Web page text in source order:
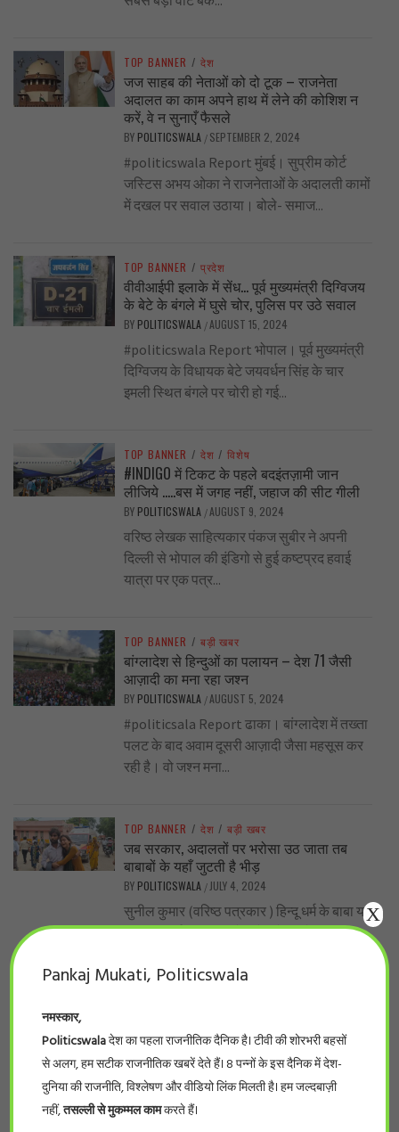
TOP BANNER / देश
जज साहब की नेताओं को दो टूक – राजनेता
अदालत का काम अपने हाथ में लेने की कोशिश न
करें, वे न सुनाएँ फैसले
BY POLITICSWALA / SEPTEMBER 2, 2024
#politicswala Report मुंबई। सुप्रीम कोर्ट
जस्टिस अभय ओका ने राजनेताओं के अदालती कामों
में दखल पर सवाल उठाया। बोले- समाज...
TOP BANNER / प्रदेश
वीवीआईपी इलाके में सेंध… पूर्व मुख्यमंत्री दिग्विजय
के बेटे के बंगले में घुसे चोर, पुलिस पर उठे सवाल
BY POLITICSWALA /AUGUST 15, 2024
#politicswala Report भोपाल। पूर्व मुख्यमंत्री
दिग्विजय के विधायक बेटे जयवर्धन सिंह के चार
इमली स्थित बंगले पर चोरी हो गई...
TOP BANNER / देश / विशेष
#INDIGO में टिकट के पहले बदइंतज़ामी जान
लीजिये …..बस में जगह नहीं, जहाज की सीट गीली
BY POLITICSWALA /AUGUST 9, 2024
वरिष्ठ लेखक साहित्यकार पंकज सुबीर ने अपनी
दिल्ली से भोपाल की इंडिगो से हुई कष्टप्रद हवाई
यात्रा पर एक पत्र...
TOP BANNER / बड़ी खबर
बांग्लादेश से हिन्दुओं का पलायन – देश 71 जैसी
आज़ादी का मना रहा जश्न
BY POLITICSWALA /AUGUST 5, 2024
#politicsala Report ढाका। बांग्लादेश में तख्ता
पलट के बाद अवाम दूसरी आज़ादी जैसा महसूस कर
रही है। वो जश्न मना...
TOP BANNER / देश / बड़ी खबर
जब सरकार, अदालतों पर भरोसा उठ जाता तब
बाबाबों के यहाँ जुटती है भीड़
BY POLITICSWALA / JULY 4, 2024
सुनील कुमार (वरिष्ठ पत्रकार ) हिन्दू धर्म के बाबा या
प्रवचनकर्ता अंधाधुंध बड़े-बड़े दावे करते हुए
अखिलेश का लकी लाल गमछा और उसके पीछे की
कहानी
BY POLITICSWALA JUNE 25, 2024
#संकल्प ओझा दिल्ली। सोमवार को लोकसभा का
पहला सत्र रंगीन दिखा। सबसे ज्यादा चर्चा में रहा
Pankaj Mukati, Politicswala
नमस्कार,
Politicswalaदेश का पहला राजनीतिक दैनिक है। टीवी की शोरभरी बहसों
से अलग, हम सटीक राजनीतिक खबरें देते हैं। 8 पन्नों के इस दैनिक में देश-
दुनिया की राजनीति, विश्लेषण और वीडियो लिंक मिलती है। हम जल्दबाज़ी
नहीं,तसल्ली से मुकम्मल कामकरते हैं।
X